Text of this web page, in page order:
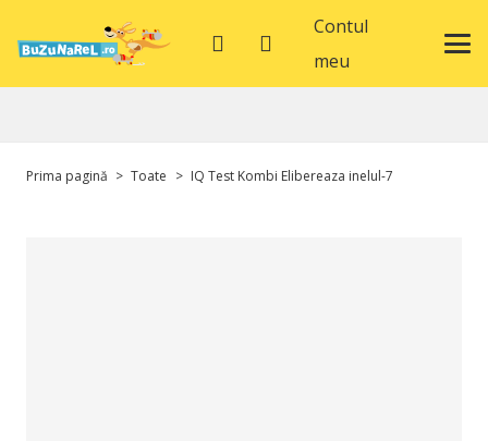
Contul
meu
Prima pagină > Toate > IQ Test Kombi Elibereaza inelul-7